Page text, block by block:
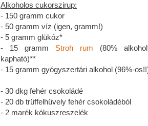
Alkoholos cukorszirup:
- 150 gramm cukor
- 50 gramm víz (igen, gramm!)
- 5 gramm glükóz*
- 15 gramm Stroh rum (80%
kapható)**
- 15 gramm gyógyszertári alkohol (96%-
- 30 dkg fehér csokoládé
- 20 db trüffelhüvely fehér csokoládéból
- 2 marék kókuszreszelék